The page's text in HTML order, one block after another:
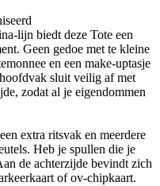
lijn biedt deze Tote een
Geen gedoe met te kleine
en een make-uptasje
sluit veilig af met
zodat al je eigendommen
extra ritsvak en meerdere
Heb je spullen die je
de achterzijde bevindt zich
of ov-chipkaart.